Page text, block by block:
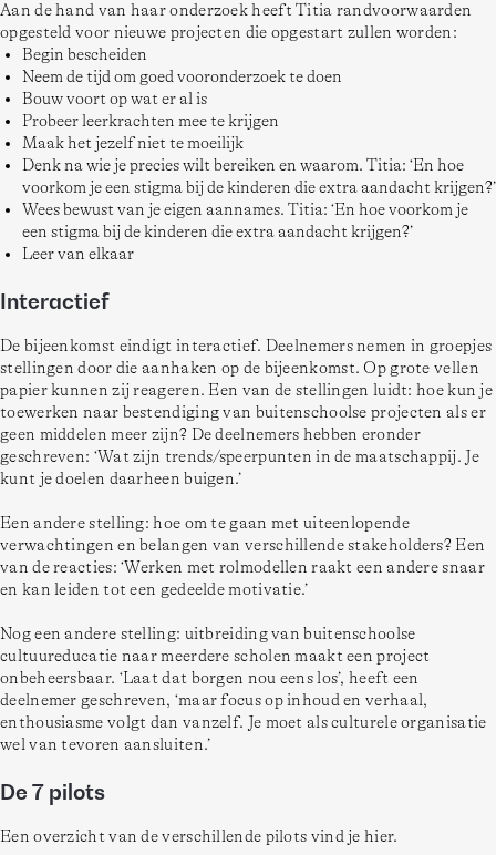
Aan de hand van haar onderzoek heeft Titia randvoorwaarden
opgesteld voor nieuwe projecten die opgestart zullen worden:
Begin bescheiden
Neem de tijd om goed vooronderzoek te doen
Bouw voort op wat er al is
Probeer leerkrachten mee te krijgen
Maak het jezelf niet te moeilijk
Denk na wie je precies wilt bereiken en waarom. Titia: ‘En hoe
voorkom je een stigma bij de kinderen die extra aandacht krijgen?’
Wees bewust van je eigen aannames. Titia: ‘En hoe voorkom je
een stigma bij de kinderen die extra aandacht krijgen?’
Leer van elkaar
Interactief
De bijeenkomst eindigt interactief. Deelnemers nemen in groepjes
stellingen door die aanhaken op de bijeenkomst. Op grote vellen
papier kunnen zij reageren. Een van de stellingen luidt: hoe kun je
toewerken naar bestendiging van buitenschoolse projecten als er
geen middelen meer zijn? De deelnemers hebben eronder
geschreven: ‘Wat zijn trends/speerpunten in de maatschappij. Je
kunt je doelen daarheen buigen.’
Een andere stelling: hoe om te gaan met uiteenlopende
verwachtingen en belangen van verschillende stakeholders? Een
van de reacties: ‘Werken met rolmodellen raakt een andere snaar
en kan leiden tot een gedeelde motivatie.’
Nog een andere stelling: uitbreiding van buitenschoolse
cultuureducatie naar meerdere scholen maakt een project
onbeheersbaar. ‘Laat dat borgen nou eens los’, heeft een
deelnemer geschreven, ‘maar focus op inhoud en verhaal,
enthousiasme volgt dan vanzelf. Je moet als culturele organisatie
wel van tevoren aansluiten.’
De 7 pilots
Een overzicht van de verschillende pilots vind je hier.